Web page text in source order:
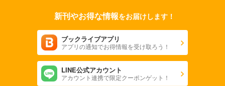
新刊やお得な情報をお届けします！
ブックライブアプリ
アプリの通知でお得情報を受け取ろう！
LINE公式アカウント
アカウント連携で限定クーポンゲット！